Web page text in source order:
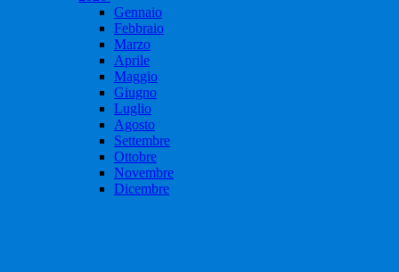
Gennaio
Febbraio
Marzo
Aprile
Maggio
Giugno
Luglio
Agosto
Settembre
Ottobre
Novembre
Dicembre